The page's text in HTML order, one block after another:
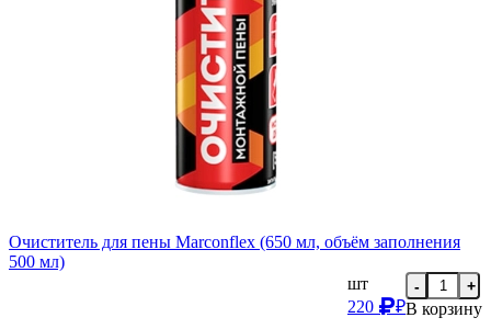
Очиститель для пены Marconflex (650 мл, объём заполнения
500 мл)
шт
220
₽
- +
В корзину